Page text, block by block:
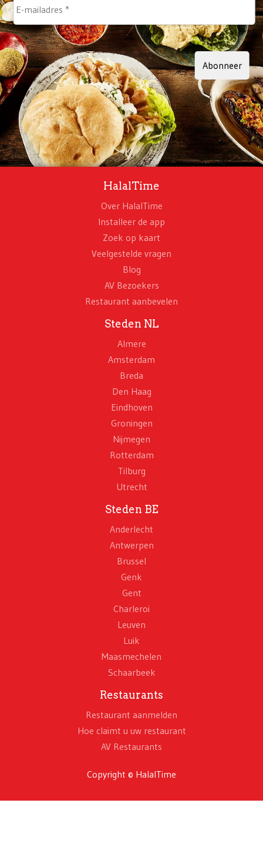
Abonneer
HalalTime
Over HalalTime
Installeer de app
Zoek op kaart
Veelgestelde vragen
Blog
AV Bezoekers
Restaurant aanbevelen
Steden NL
Almere
Amsterdam
Breda
Den Haag
Eindhoven
Groningen
Nijmegen
Rotterdam
Tilburg
Utrecht
Steden BE
Anderlecht
Antwerpen
Brussel
Genk
Gent
Charleroi
Leuven
Luik
Maasmechelen
Schaarbeek
Restaurants
Restaurant aanmelden
Hoe claimt u uw restaurant
AV Restaurants
Copyright © HalalTime